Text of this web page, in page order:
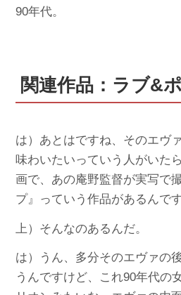
90年代。
関連作品：ラブ&
は）あとはですね、そのエヴ
味わいたいっていう人がいた
画で、あの庵野監督が実写で
プ』っていう作品があるんです
上）そんなのあるんだ。
は）うん、多分そのエヴァの
うんですけど、これ90年代の